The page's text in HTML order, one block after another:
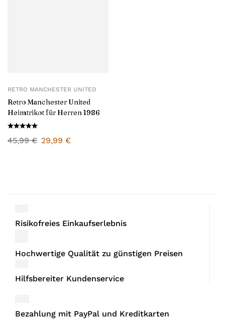
RETRO MANCHESTER UNITED
Retro Manchester United
Heimtrikot für Herren 1986
45,99€ 29,99 €
Risikofreies Einkaufserlebnis
Hochwertige Qualität zu günstigen Preisen
Hilfsbereiter Kundenservice
Bezahlung mit PayPal und Kreditkarten